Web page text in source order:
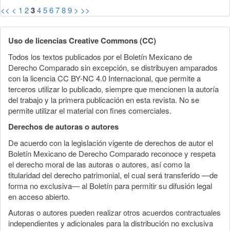
<< < 1 23456789 > >>
Uso de licencias Creative Commons (CC)
Todos los textos publicados por el Boletín Mexicano de
Derecho Comparado sin excepción, se distribuyen amparados
con la licencia CC BY-NC 4.0 Internacional, que permite a
terceros utilizar lo publicado, siempre que mencionen la autoría
del trabajo y la primera publicación en esta revista. No se
permite utilizar el material con fines comerciales.
Derechos de autoras o autores
De acuerdo con la legislación vigente de derechos de autor el
Boletín Mexicano de Derecho Comparado reconoce y respeta
el derecho moral de las autoras o autores, así como la
titularidad del derecho patrimonial, el cual será transferido —de
forma no exclusiva— al Boletín para permitir su difusión legal
en acceso abierto.
Autoras o autores pueden realizar otros acuerdos contractuales
independientes y adicionales para la distribución no exclusiva